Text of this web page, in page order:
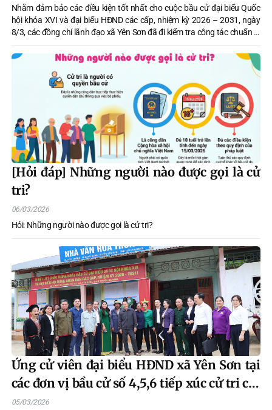
Nhằm đảm bảo các điều kiện tốt nhất cho cuộc bầu cử đại biểu Quốc
hội khóa XVI và đại biểu HĐND các cấp, nhiệm kỳ 2026 – 2031, ngày
8/3, các đồng chí lãnh đạo xã Yên Sơn đã đi kiểm tra công tác chuẩn bị
tại các khu vực bỏ phiếu trên địa bàn xã.
[Hỏi đáp] Những người nào được gọi là cử
tri?
06/03/2026
Hỏi: Những người nào được gọi là cử tri?
Ứng cử viên đại biểu HĐND xã Yên Sơn tại
các đơn vị bầu cử số 4,5,6 tiếp xúc cử tri các
thôn
05/03/2026